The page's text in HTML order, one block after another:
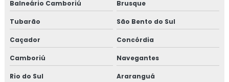
Balneário Camboriú Brusque
Tubarão São Bento do Sul
Caçador Concórdia
Camboriú Navegantes
Rio do Sul Araranguá